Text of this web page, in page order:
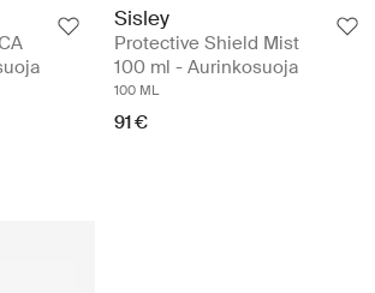
Sisley
Protective Shield Mist
100 ml - Aurinkosuoja
100 ML
91 €